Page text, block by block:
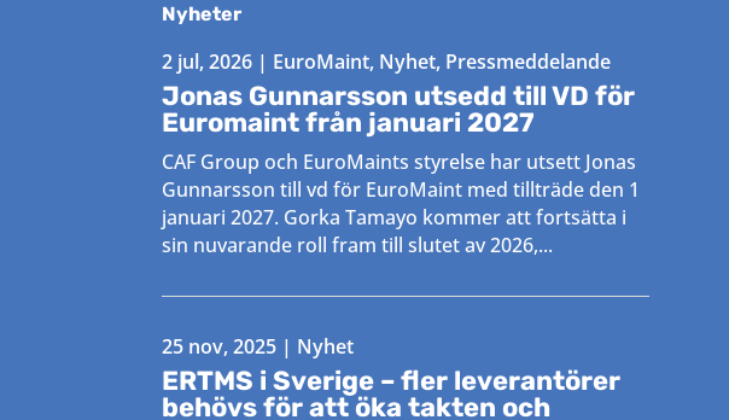
Nyheter
Jonas Gunnarsson utsedd till VD för
Euromaint från januari 2027
2 jul, 2026 | EuroMaint, Nyhet, Pressmeddelande
CAF Group och EuroMaints styrelse har utsett Jonas
Gunnarsson till vd för EuroMaint med tillträde den 1
januari 2027. Gorka Tamayo kommer att fortsätta i
sin nuvarande roll fram till slutet av 2026,...
ERTMS i Sverige – fler leverantörer
behövs för att öka takten och
25 nov, 2025 | Nyhet